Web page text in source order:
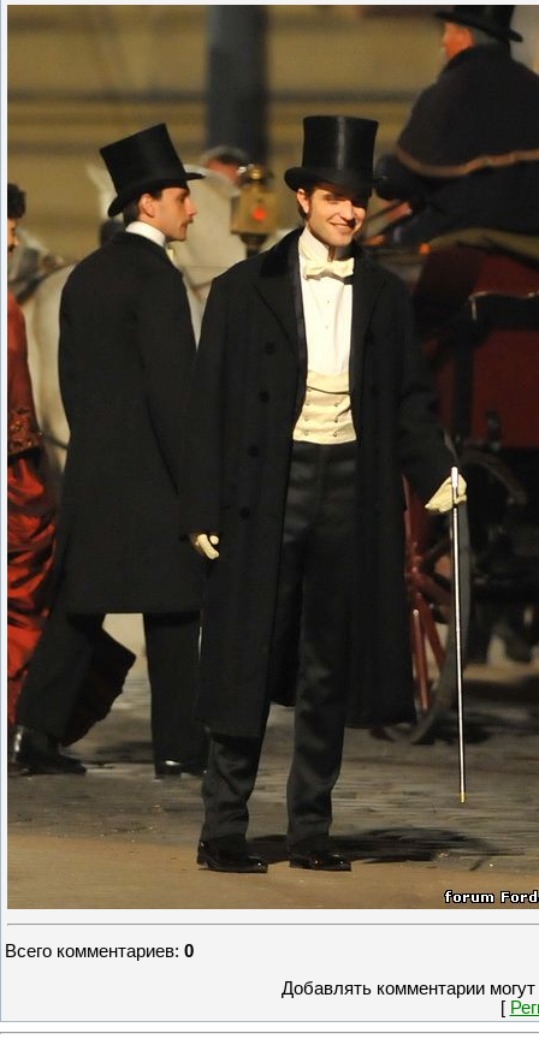
Всего комментариев: 0
Добавлять комментарии
[